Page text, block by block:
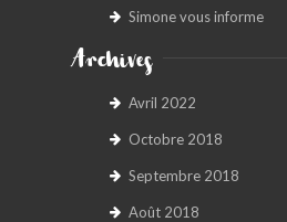
Simone vous informe
Archives
Avril 2022
Octobre 2018
Septembre 2018
Août 2018